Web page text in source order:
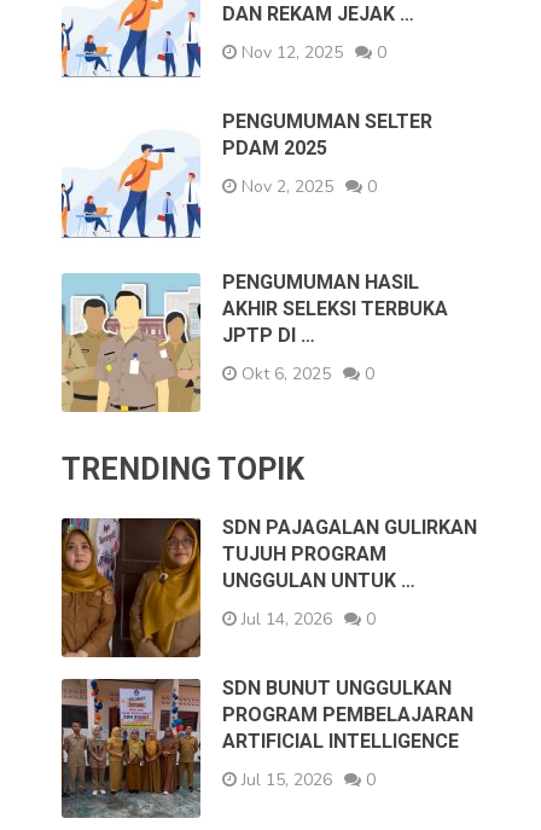
DAN REKAM JEJAK …
Nov 12, 2025
0
PENGUMUMAN SELTER
PDAM 2025
Nov 2, 2025
0
PENGUMUMAN HASIL
AKHIR SELEKSI TERBUKA
JPTP DI …
Okt 6, 2025
0
TRENDING TOPIK
SDN PAJAGALAN GULIRKAN
TUJUH PROGRAM
UNGGULAN UNTUK …
Jul 14, 2026
0
SDN BUNUT UNGGULKAN
PROGRAM PEMBELAJARAN
ARTIFICIAL INTELLIGENCE
Jul 15, 2026
0